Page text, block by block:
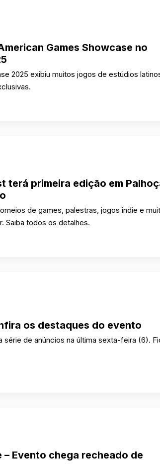
Games Showcase no
2025 exibiu muitos jogos de estúdios
terá primeira edição em
de games, palestras, jogos indie e
Saiba todos os detalhes.
os destaques do evento
série de anúncios na última sexta-feira (6).
– Evento chega recheado de